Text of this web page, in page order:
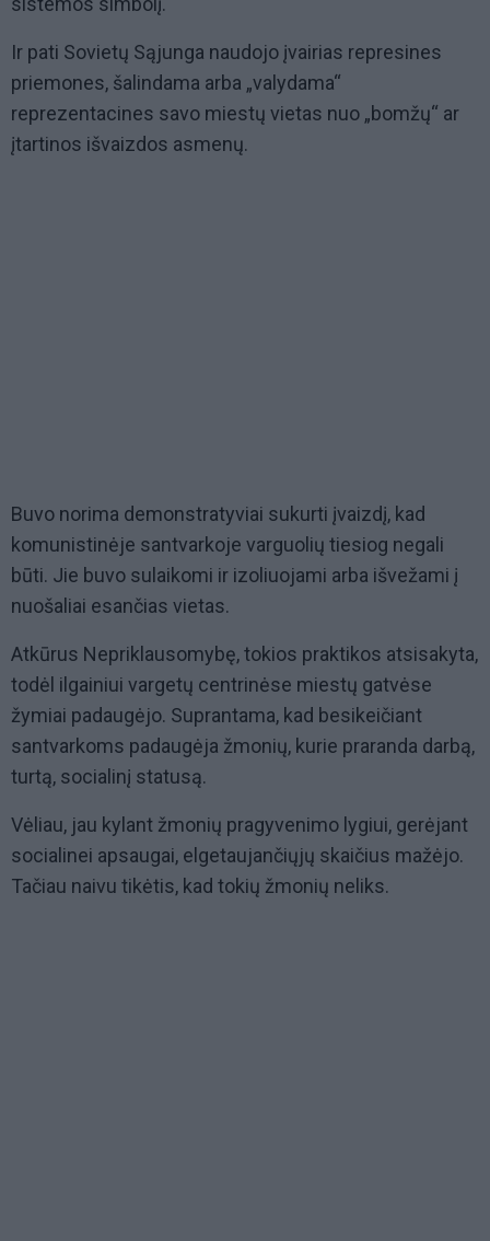
Ir pati Sovietų Sąjunga naudojo įvairias represines
priemones, šalindama arba „valydama“
reprezentacines savo miestų vietas nuo „bomžų“ ar
įtartinos išvaizdos asmenų.
Buvo norima demonstratyviai sukurti įvaizdį, kad
komunistinėje santvarkoje varguolių tiesiog negali
būti. Jie buvo sulaikomi ir izoliuojami arba išvežami į
nuošaliai esančias vietas.
Atkūrus Nepriklausomybę, tokios praktikos atsisakyta,
todėl ilgainiui vargetų centrinėse miestų gatvėse
žymiai padaugėjo. Suprantama, kad besikeičiant
santvarkoms padaugėja žmonių, kurie praranda darbą,
turtą, socialinį statusą.
Vėliau, jau kylant žmonių pragyvenimo lygiui, gerėjant
socialinei apsaugai, elgetaujančiųjų skaičius mažėjo.
Tačiau naivu tikėtis, kad tokių žmonių neliks.